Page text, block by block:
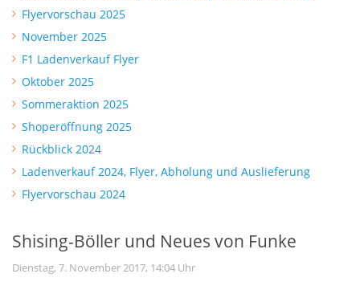
Flyervorschau 2025
November 2025
F1 Ladenverkauf Flyer
Oktober 2025
Sommeraktion 2025
Shoperöffnung 2025
Rückblick 2024
Ladenverkauf 2024, Flyer, Abholung und Auslieferung
Flyervorschau 2024
Shising-Böller und Neues von Funke
Dienstag, 7. November 2017, 14:04 Uhr